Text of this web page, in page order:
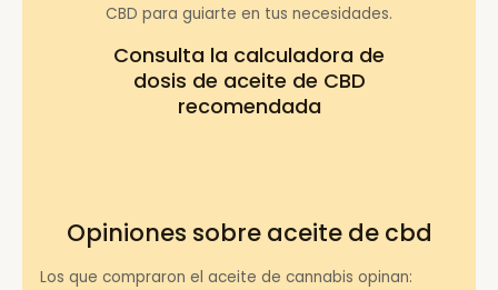
CBD para guiarte en tus necesidades.
Consulta la calculadora de
dosis de aceite de CBD
recomendada
Opiniones sobre aceite de cbd
Los que compraron el aceite de cannabis opinan: